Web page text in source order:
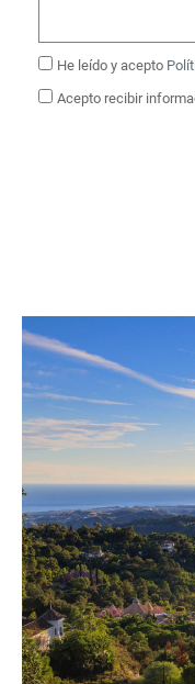
He leído y acepto
Acepto recibir